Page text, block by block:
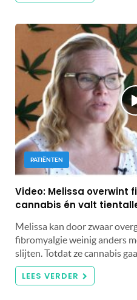
PATIËNTEN
Video: Melissa overwint
cannabis én valt
Melissa kan door zwaar
fibromyalgie weinig anders
slijten. Totdat ze cannabis
LEES VERDER